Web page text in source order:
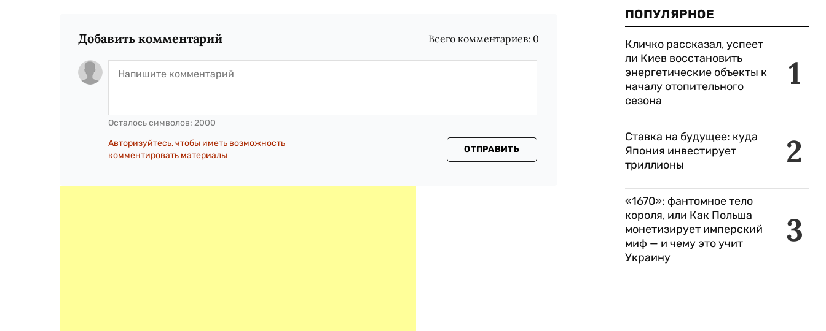
Добавить комментарий Всего комментариев: 0
Осталось символов: 2000
Авторизуйтесь, чтобы иметь возможность
комментировать материалы
ОТПРАВИТЬ
ПОПУЛЯРНОЕ
1
Кличко рассказал, успеет
ли Киев восстановить
энергетические объекты к
началу отопительного
сезона
2
Ставка на будущее: куда
Япония инвестирует
триллионы
3
«1670»: фантомное тело
короля, или Как Польша
монетизирует имперский
миф — и чему это учит
Украину